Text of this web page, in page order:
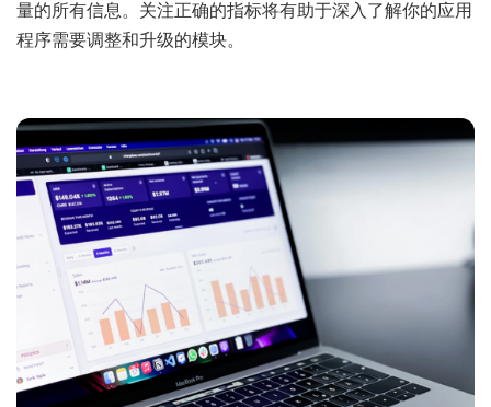
量的所有信息。关注正确的指标将有助于深入了解你的应用
程序需要调整和升级的模块。